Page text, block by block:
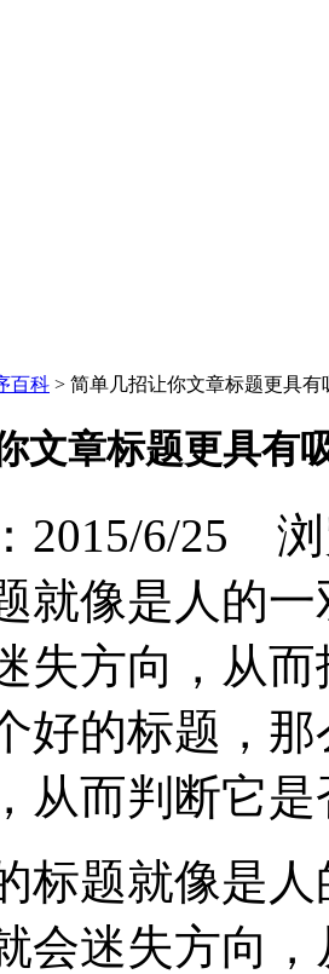
百科 > 简单几招让你文章标题更具有
文章标题更具有
2015/6/25
就像是人的
失方向，从
好的标题，
从而判断它
题就像是人
会迷失方向